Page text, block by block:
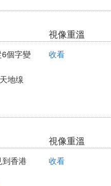
視像重溫
個字變
地缐
收看
視像重溫
香港 收看